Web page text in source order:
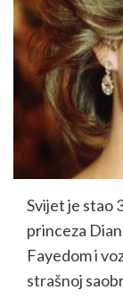
Svijet je stao
princeza
Fayedom i
strašnoj